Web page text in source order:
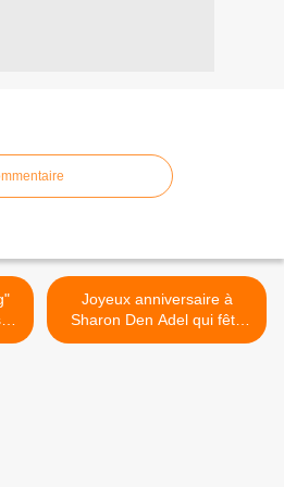
Joyeux anniversaire à
Sharon Den Adel qui fête
aujourd'hui ses 50 ans >